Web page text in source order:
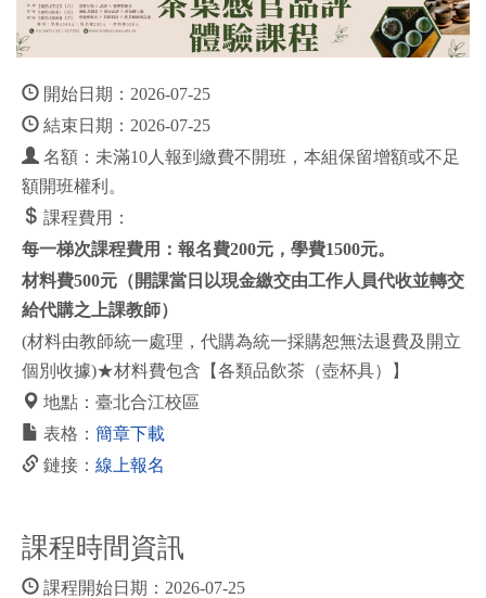
開始日期：2026-07-25
結束日期：2026-07-25
名額：未滿10人報到繳費不開班，本組保留增額或不足
額開班權利。
課程費用：
每一梯次課程費用： 報名費200元，學費1500元。
材料費500元（開課當日以現金繳交由工作人員代收並轉交
給代購之上課教師）
(材料由教師統一處理，代購為統一採購恕無法退費及開立
個別收據)★材料費包含【各類品飲茶（壺杯具）】
地點：臺北合江校區
表格： 簡章下載
鏈接： 線上報名
課程時間資訊
課程開始日期：2026-07-25